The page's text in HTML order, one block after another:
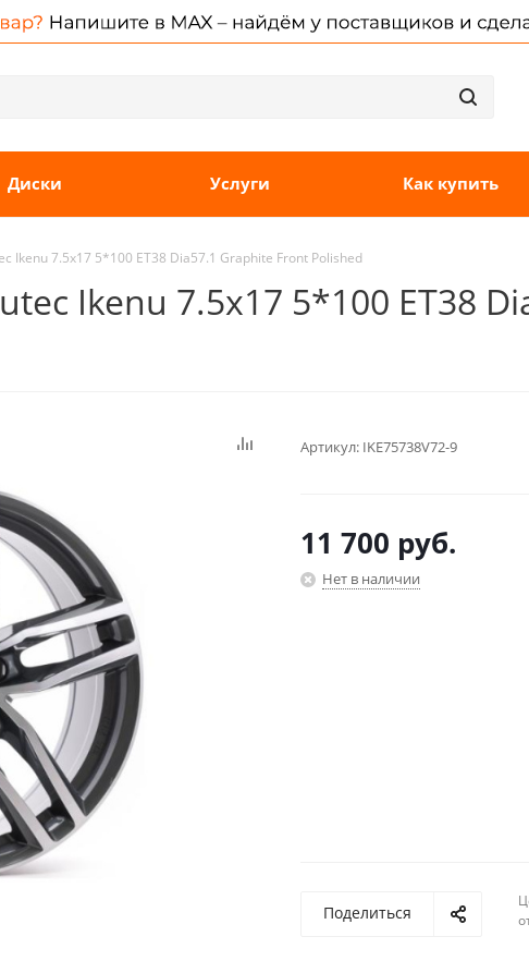
Диски Услуги Как купить
Ikenu 7.5x17 5*100 ET38 Dia57.1 Graphite Front Polished
Ikenu 7.5x17 5*100 ET38
Артикул: IKE75738V72-9
11 700 руб.
Нет в наличии
Поделиться